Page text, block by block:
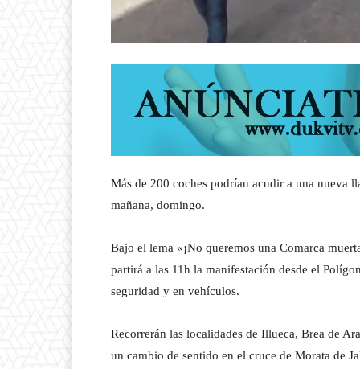
Más de 200 coches podrían acudir a una nueva
mañana, domingo.
Bajo el lema «¡No queremos una Comarca
partirá a las 11h la manifestación desde el
seguridad y en vehículos.
Recorrerán las localidades de Illueca, Brea de
un cambio de sentido en el cruce de Morata de